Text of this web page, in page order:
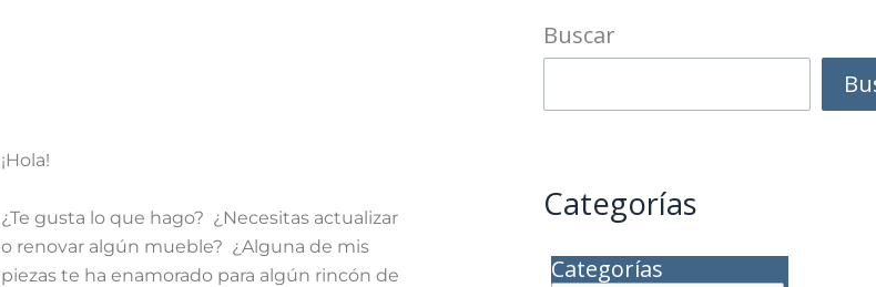
¡Hola!
¿Te gusta lo que hago? ¿Necesitas actualizar
o renovar algún mueble? ¿Alguna de mis
piezas te ha enamorado para algún rincón de
Buscar
Categorías
Categorías